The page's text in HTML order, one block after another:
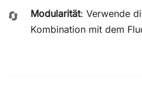
🔄 Modularität: Verwende
Kombination mit dem